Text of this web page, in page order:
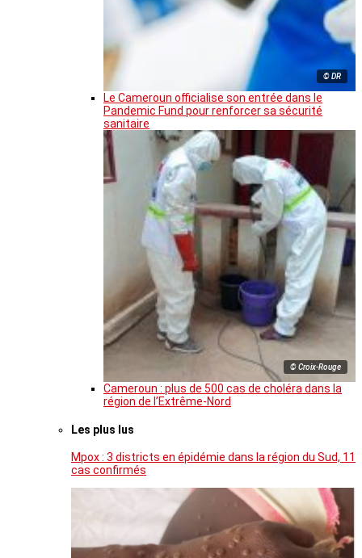
© DR
Le Cameroun officialise son entrée dans le
Pandemic Fund pour renforcer sa sécurité
sanitaire
© Croix-Rouge
Cameroun : plus de 500 cas de choléra dans la
région de l’Extrême-Nord
Les plus lus
Mpox : 3 districts en épidémie dans la région du Sud, 11
cas confirmés